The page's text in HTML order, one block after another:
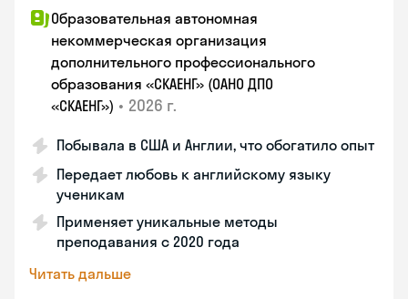
Образовательная автономная
некоммерческая организация
дополнительного профессионального
образования «СКАЕНГ» (ОАНО ДПО
«СКАЕНГ») • 2026 г.
Побывала в США и Англии, что обогатило опыт
Передает любовь к английскому языку
ученикам
Применяет уникальные методы
преподавания с 2020 года
Читать дальше